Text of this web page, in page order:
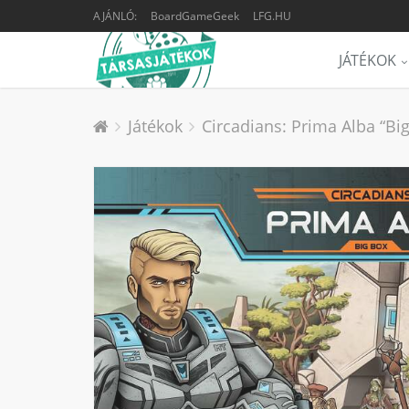
AJÁNLÓ: BoardGameGeek LFG.HU
JÁTÉKOK
Játékok Circadians: Prima Alba